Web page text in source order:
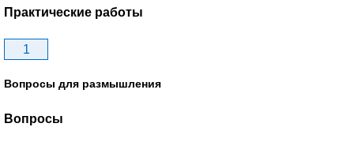
Практические работы
1
Вопросы для размышления
Вопросы